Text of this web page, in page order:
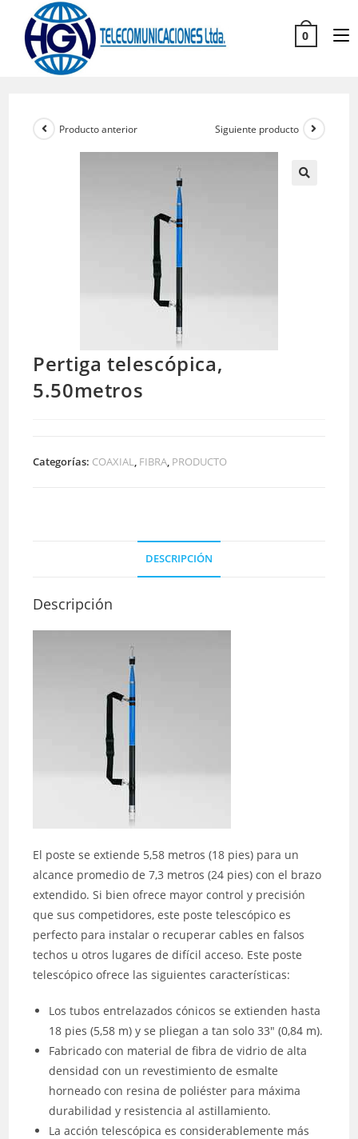
0
Producto anterior Siguiente producto
Pertiga telescópica,
5.50metros
Categorías: COAXIAL, FIBRA, PRODUCTO
DESCRIPCIÓN
Descripción
El poste se extiende 5,58 metros (18 pies) para un
alcance promedio de 7,3 metros (24 pies) con el brazo
extendido. Si bien ofrece mayor control y precisión
que sus competidores, este poste telescópico es
perfecto para instalar o recuperar cables en falsos
techos u otros lugares de difícil acceso. Este poste
telescópico ofrece las siguientes características:
Los tubos entrelazados cónicos se extienden hasta
18 pies (5,58 m) y se pliegan a tan solo 33″ (0,84 m).
Fabricado con material de fibra de vidrio de alta
densidad con un revestimiento de esmalte
horneado con resina de poliéster para máxima
durabilidad y resistencia al astillamiento.
La acción telescópica es considerablemente más